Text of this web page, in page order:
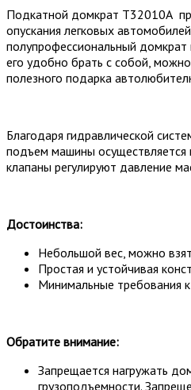
Подкатной домкрат Т32010А
опускания легковых
полупрофессиональный домкрат
его удобно брать с собой,
полезного подарка
Благодаря гидравлической
подъем машины осуществляется
клапаны регулируют давление
Достоинства:
Небольшой вес, можно
Простая и устойчивая
Минимальные требования
Обратите внимание:
Запрещается нагружать
грузоподъемности.